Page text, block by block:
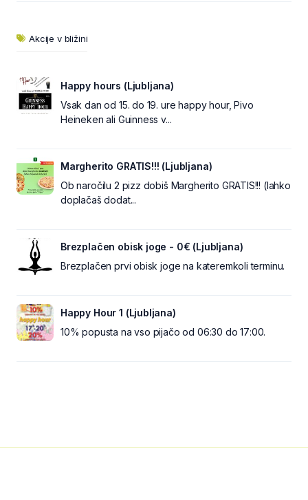
Akcije v bližini
Happy hours (Ljubljana)
Vsak dan od 15. do 19. ure happy hour, Pivo
Heineken ali Guinness v...
Margherito GRATIS!!! (Ljubljana)
Ob naročilu 2 pizz dobiš Margherito GRATIS!!! (lahko
doplačaš dodat...
Brezplačen obisk joge - 0€ (Ljubljana)
Brezplačen prvi obisk joge na kateremkoli terminu.
Happy Hour 1 (Ljubljana)
10% popusta na vso pijačo od 06:30 do 17:00.